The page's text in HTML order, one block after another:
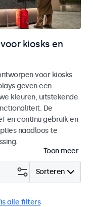
kiosks en
voor kiosks
geven een
kleuren, uitstekende
De
en continu gebruik en
naadloos te
Toon meer
Sorteren
alle filters